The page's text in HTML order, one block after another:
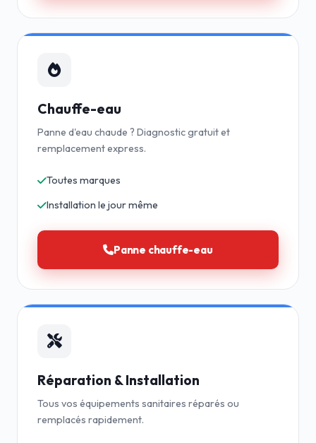
Chauffe-eau
Panne d'eau chaude ? Diagnostic gratuit et
remplacement express.
Toutes marques
Installation le jour même
Panne chauffe-eau
Réparation & Installation
Tous vos équipements sanitaires réparés ou
remplacés rapidement.